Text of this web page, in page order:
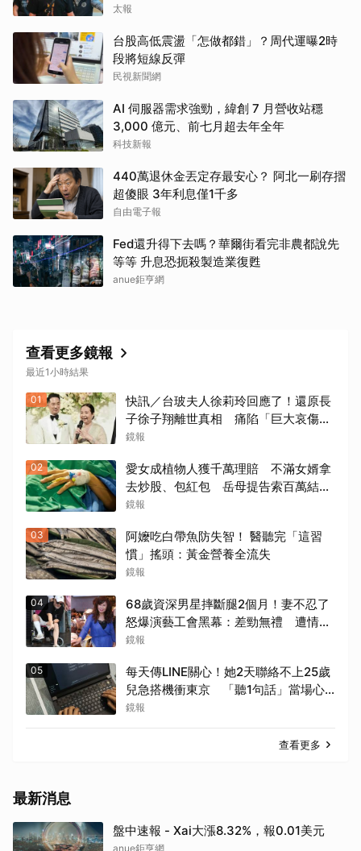
太報
台股高低震盪「怎做都錯」？周代運曝2時
段將短線反彈
民視新聞網
AI 伺服器需求強勁，緯創 7 月營收站穩
3,000 億元、前七月超去年全年
科技新報
440萬退休金丟定存最安心？ 阿北一刷存摺
超傻眼 3年利息僅1千多
自由電子報
Fed還升得下去嗎？華爾街看完非農都說先
等等 升息恐扼殺製造業復甦
anue鉅亨網
查看更多鏡報
最近1小時結果
01
快訊／台玻夫人徐莉玲回應了！還原長
子徐子翔離世真相 痛陷「巨大哀傷」
足不出戶
鏡報
02
愛女成植物人獲千萬理賠 不滿女婿拿
去炒股、包紅包 岳母提告索百萬結局
出爐
鏡報
03
阿嬤吃白帶魚防失智！ 醫聽完「這習
慣」搖頭：黃金營養全流失
鏡報
04
68歲資深男星摔斷腿2個月！妻不忍了
怒爆演藝工會黑幕：差勁無禮 遭情勒
8年、收二手探病禮
鏡報
05
每天傳LINE關心！她2天聯絡不上25歲
兒急搭機衝東京 「聽1句話」當場心
碎...結局看哭網
鏡報
查看更多
最新消息
盤中速報 - Xai大漲8.32%，報0.01美元
anue鉅亨網